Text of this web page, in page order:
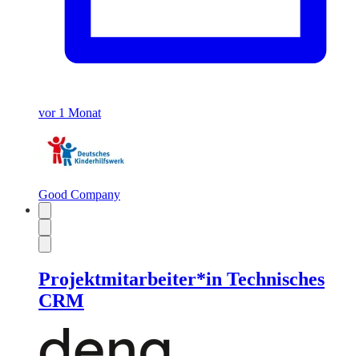
vor 1 Monat
Good Company
Projektmitarbeiter*in Technisches
CRM